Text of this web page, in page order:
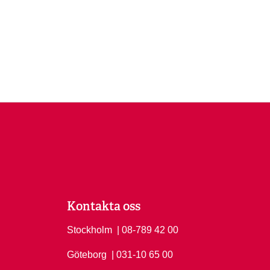
Kontakta oss
Stockholm Ring Stockholm på
| 08-789 42 00
Göteborg Ring Göteborg på
| 031-10 65 00